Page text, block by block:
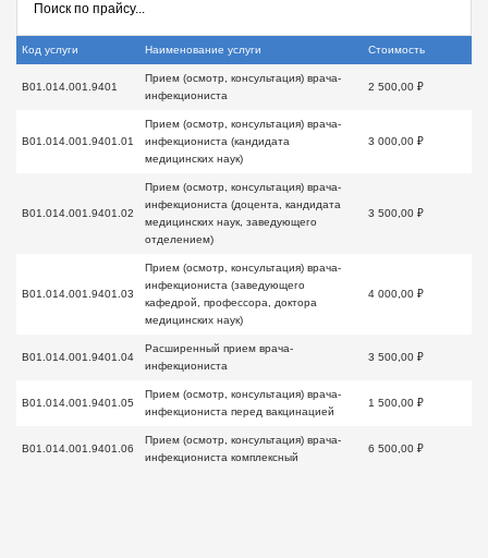
Код услуги Наименование услуги Стоимость
B01.014.001.9401
Прием (осмотр, консультация) врача-
инфекциониста
2 500,00 ₽
B01.014.001.9401.01
Прием (осмотр, консультация) врача-
инфекциониста (кандидата
медицинских наук)
3 000,00 ₽
B01.014.001.9401.02
Прием (осмотр, консультация) врача-
инфекциониста (доцента, кандидата
медицинских наук, заведующего
отделением)
3 500,00 ₽
B01.014.001.9401.03
Прием (осмотр, консультация) врача-
инфекциониста (заведующего
кафедрой, профессора, доктора
медицинских наук)
4 000,00 ₽
B01.014.001.9401.04
Расширенный прием врача-
инфекциониста
3 500,00 ₽
B01.014.001.9401.05
Прием (осмотр, консультация) врача-
инфекциониста перед вакцинацией
1 500,00 ₽
B01.014.001.9401.06
Прием (осмотр, консультация) врача-
инфекциониста комплексный
6 500,00 ₽